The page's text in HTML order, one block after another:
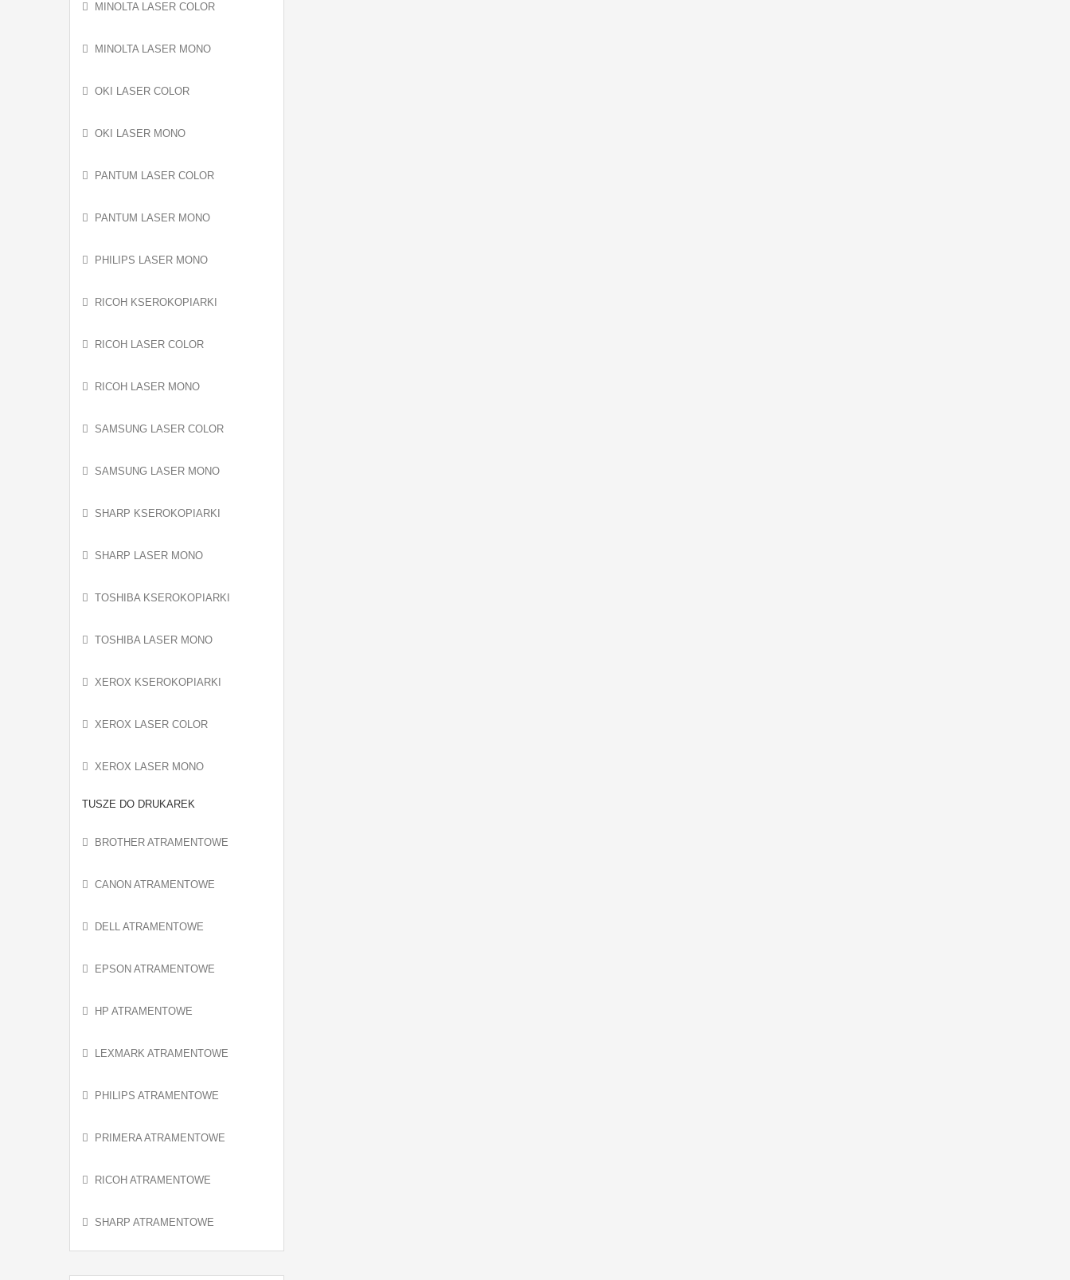
MINOLTA LASER COLOR
MINOLTA LASER MONO
OKI LASER COLOR
OKI LASER MONO
PANTUM LASER COLOR
PANTUM LASER MONO
PHILIPS LASER MONO
RICOH KSEROKOPIARKI
RICOH LASER COLOR
RICOH LASER MONO
SAMSUNG LASER COLOR
SAMSUNG LASER MONO
SHARP KSEROKOPIARKI
SHARP LASER MONO
TOSHIBA KSEROKOPIARKI
TOSHIBA LASER MONO
XEROX KSEROKOPIARKI
XEROX LASER COLOR
XEROX LASER MONO
TUSZE DO DRUKAREK
BROTHER ATRAMENTOWE
CANON ATRAMENTOWE
DELL ATRAMENTOWE
EPSON ATRAMENTOWE
HP ATRAMENTOWE
LEXMARK ATRAMENTOWE
PHILIPS ATRAMENTOWE
PRIMERA ATRAMENTOWE
RICOH ATRAMENTOWE
SHARP ATRAMENTOWE